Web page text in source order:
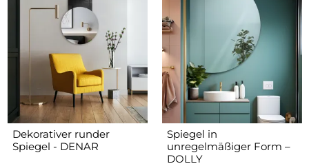
Dekorativer runder
Spiegel - DENAR
Spiegel in
unregelmäßiger Form –
DOLLY